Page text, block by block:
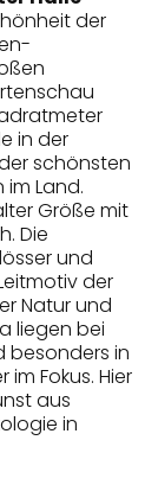
der
in der
schönsten
Land.
Größe mit
Die
und
der
Natur und
liegen bei
besonders in
Fokus. Hier
aus
in